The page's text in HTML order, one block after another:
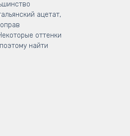
ацетат,
оттенки
найти